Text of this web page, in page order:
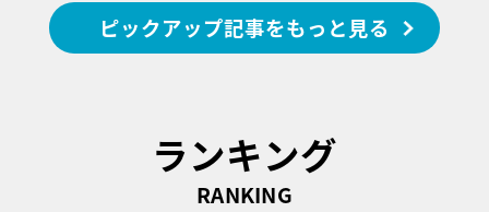
ピックアップ記事をもっと見る
ランキング
RANKING